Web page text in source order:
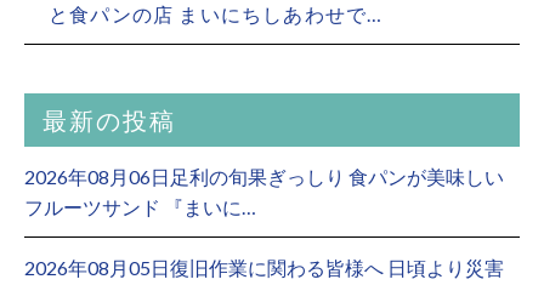
と食パンの店 まいにちしあわせで…
最新の投稿
2026年08月06日足利の旬果ぎっしり 食パンが美味しい
フルーツサンド 『まいに…
2026年08月05日復旧作業に関わる皆様へ 日頃より災害